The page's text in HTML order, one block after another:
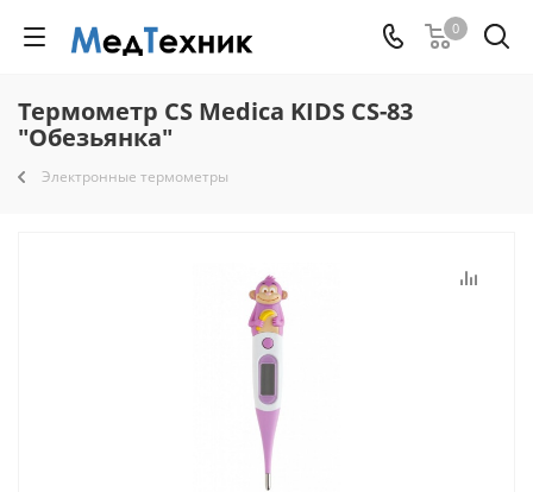
0
Термометр CS Medica KIDS CS-83
"Обезьянка"
Электронные термометры